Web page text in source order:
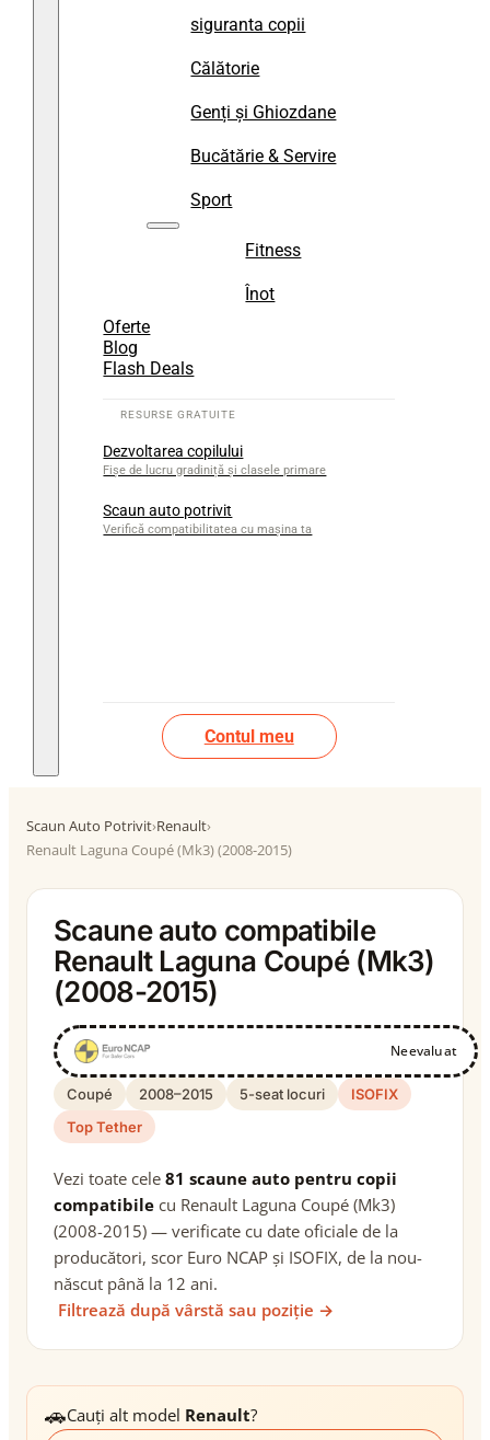
siguranta copii
Călătorie
Genți și Ghiozdane
Bucătărie & Servire
Sport
Fitness
Înot
Oferte
Blog
Flash Deals
Dezvoltarea copilului
Fișe de lucru gradiniță și clasele primare
Scaun auto potrivit
Verifică compatibilitatea cu mașina ta
Contul meu
Scaun Auto Potrivit›Renault›
Renault Laguna Coupé (Mk3) (2008-2015)
Scaune auto compatibile
Renault Laguna Coupé (Mk3)
(2008-2015)
Neevaluat
Coupé 2008–2015 5-seat locuri
ISOFIX
Top Tether
Vezi toate cele 81 scaune auto pentru copii
compatibile cu Renault Laguna Coupé (Mk3)
(2008-2015) — verificate cu date oficiale de la
producători, scor Euro NCAP și ISOFIX, de la nou-
născut până la 12 ani.
Filtrează după vârstă sau poziție →
🚗Cauți alt model Renault?